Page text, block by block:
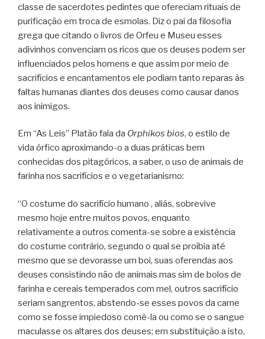
classe de sacerdotes pedintes que ofereciam rituais de
purificação em troca de esmolas. Diz o pai da filosofia
grega que citando o livros de Orfeu e Museu esses
adivinhos convenciam os ricos que os deuses podem ser
influenciados pelos homens e que assim por meio de
sacrifícios e encantamentos ele podiam tanto reparas às
faltas humanas diantes dos deuses como causar danos
aos inimigos.
Em “As Leis” Platão fala da Orphikos bios, o estilo de
vida órfico aproximando-o a duas práticas bem
conhecidas dos pitagóricos, a saber, o uso de animais de
farinha nos sacrifícios e o vegetarianismo:
“O costume do sacrifício humano , aliás, sobrevive
mesmo hoje entre muitos povos, enquanto
relativamente a outros comenta-se sobre a existência
do costume contrário, segundo o qual se proibia até
mesmo que se devorasse um boi, suas oferendas aos
deuses consistindo não de animais mas sim de bolos de
farinha e cereais temperados com mel, outros sacrifício
seriam sangrentos, abstendo-se esses povos da carne
como se fosse impiedoso comê-la ou como se o sangue
maculasse os altares dos deuses; em substituição a isto,